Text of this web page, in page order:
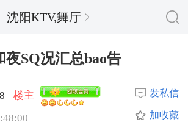
沈阳KTV,舞厅
夜SQ况汇总bao告
楼主
发私信
加收藏